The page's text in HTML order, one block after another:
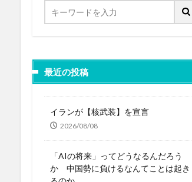
最近の投稿
イランが【核武装】を宣言
2026/08/08
「AIの将来」ってどうなるんだろう
か 中国勢に負けるなんてことは起き